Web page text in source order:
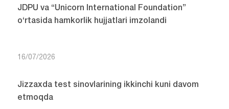
JDPU va “Unicorn International Foundation”
o‘rtasida hamkorlik hujjatlari imzolandi
16/07/2026
Jizzaxda test sinovlarining ikkinchi kuni davom
etmoqda